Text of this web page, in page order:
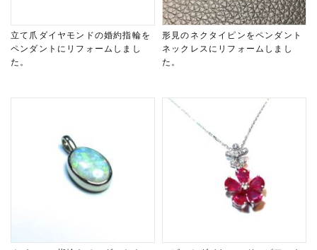
立て爪ダイヤモンドの婚約指輪を
ペンダントにリフォームしまし
た。
形見のネクタイピンをペンダント
ネックレスにリフォームしまし
た。